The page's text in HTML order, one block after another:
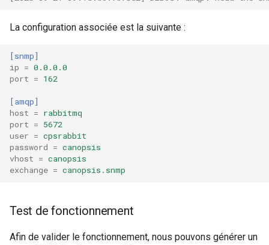
La configuration associée est la suivante :
[snmp]
ip = 0.0.0.0
port = 162
[amqp]
host = rabbitmq
port = 5672
user = cpsrabbit
password = canopsis
vhost = canopsis
exchange = canopsis.snmp
Test de fonctionnement
Afin de valider le fonctionnement, nous pouvons générer un